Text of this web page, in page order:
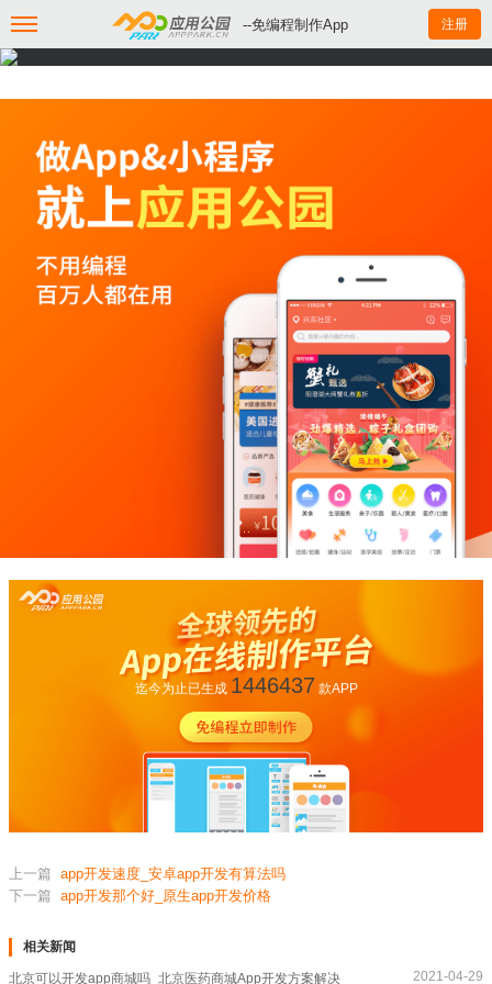
--免编程制作App 注册
迄今为止已生成 1446437 款APP
上一篇 app开发速度_安卓app开发有算法吗
下一篇 app开发那个好_原生app开发价格
相关新闻
北京可以开发app商城吗_北京医药商城App开发方案解决 2021-04-29